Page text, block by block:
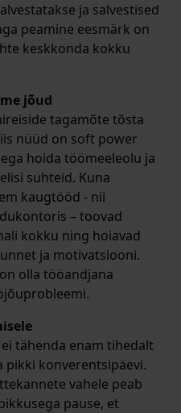
ja salvestised
peamine eesmärk on
keskkonda kokku
jõud
tagamõte tõsta
nüüd on soft power
hoida töömeeleolu ja
suhteid. Kuna
kaugtööd - nii
– toovad
kokku ning hoiavad
ja motivatsiooni.
olla tööandjana
tähenda enam tihedalt
konverentsipäevi.
vahele peab
pause, et